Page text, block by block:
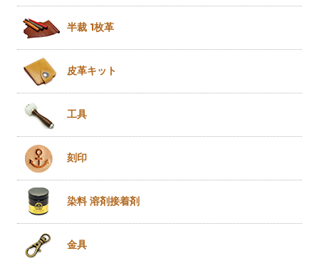
半裁 1枚革
皮革キット
工具
刻印
染料 溶剤接着剤
金具